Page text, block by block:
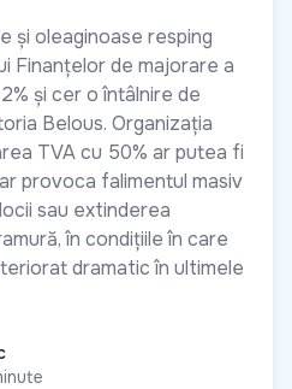
și oleaginoase resping
Finanțelor de majorare a
și cer o întâlnire de
Belous. Organizația
TVA cu 50% ar putea fi
provoca falimentul masiv
sau extinderea
în condițiile în care
dramatic în ultimele